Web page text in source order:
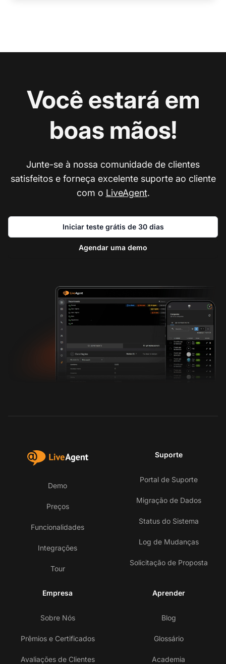
Você estará em
boas mãos!
Junte-se à nossa comunidade de clientes
satisfeitos e forneça excelente suporte ao cliente
com o LiveAgent.
Iniciar teste grátis de 30 dias
Agendar uma demo
Demo
Preços
Funcionalidades
Integrações
Tour
Suporte
Portal de Suporte
Migração de Dados
Status do Sistema
Log de Mudanças
Solicitação de Proposta
Empresa
Sobre Nós
Prêmios e Certificados
Avaliações de Clientes
Aprender
Blog
Glossário
Academia